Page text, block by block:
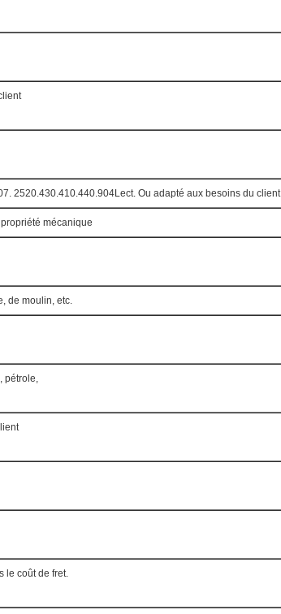
2520.430.410.440.904Lect. Ou adapté aux besoins du client
mécanique
de moulin, etc.
pétrole,
le coût de fret.